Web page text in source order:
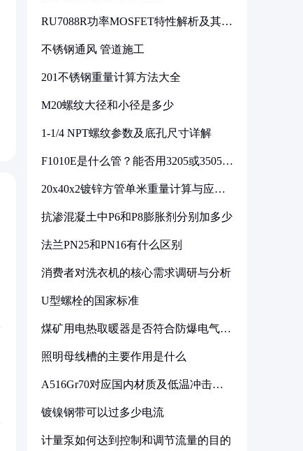
RU7088R功率MOSFET特性解析及其在
不锈钢通风 管道施工
201不锈钢重量计算方法大全
M20螺纹大径和小径是多少
1-1/4 NPT螺纹参数及底孔尺寸详解
F1010E是什么管？能否用3205或3505代
20x40x2镀锌方管单米重量计算与应用
抗渗混凝土中P6和P8膨胀剂分别加多少
法兰PN25和PN16有什么区别
消费者对洗衣机的核心需求调研与分析
U型螺栓的国家标准
煤矿用电热取暖器是否符合防爆电气设
照明母线槽的主要作用是什么
A516Gr70对应国内材质及低温冲击要
镀镍钢带可以过多少电流
计量泵如何达到控制和调节流量的目的